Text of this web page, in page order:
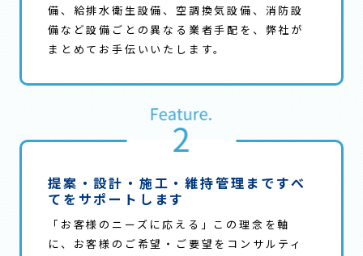
備、給排水衛生設備、空調換気設備、消防設
備など設備ごとの異なる業者手配を、弊社が
まとめてお手伝いいたします。
提案・設計・施工・維持管理まですべ
てをサポート します
「お客様のニーズに応える」この理念を軸
に、お客様のご希望・ご要望をコンサルティ